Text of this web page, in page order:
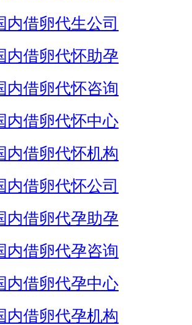
内借卵代生公司
内借卵代怀助孕
内借卵代怀咨询
内借卵代怀中心
内借卵代怀机构
内借卵代怀公司
内借卵代孕助孕
内借卵代孕咨询
内借卵代孕中心
内借卵代孕机构